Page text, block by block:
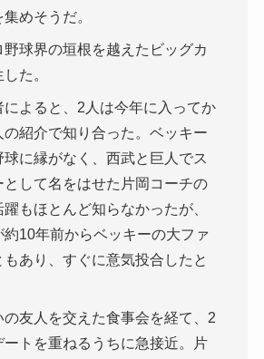
めそうだ。
球界の垣根を越えたビッグカ
た。
によると、2人は今年に入ってか
の紹介で知り合った。ベッキー
球に縁がなく、西武と巨人でス
として名をはせた片岡コーチの
もほとんど知らなかったが、
約10年前からベッキーの大ファ
もあり、すぐに意気投合したと
の友人を交えた食事会を経て、2
ートを重ねるうちに急接近。片